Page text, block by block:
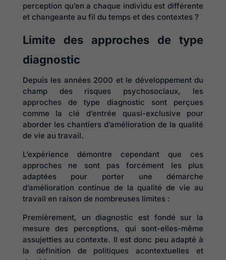
perception qu’en a chaque individu est différente
et changeante au fil du temps et des contextes ?
Limite des approches de type
diagnostic
Depuis les années 2000 et le développement du
champ des risques psychosociaux, les
approches de type diagnostic sont perçues
comme la clé d’entrée quasi-exclusive pour
aborder les chantiers d’amélioration de la qualité
de vie au travail.
L’expérience démontre cependant que ces
approches ne sont pas forcément les plus
adaptées pour porter une démarche
d’amélioration continue de la qualité de vie au
travail en raison de nombreuses limites :
Premièrement, un diagnostic est fondé sur la
mesure des perceptions, qui sont-elles-même
assujetties au contexte. Il est donc peu adapté à
la définition de politiques acontextuelles et